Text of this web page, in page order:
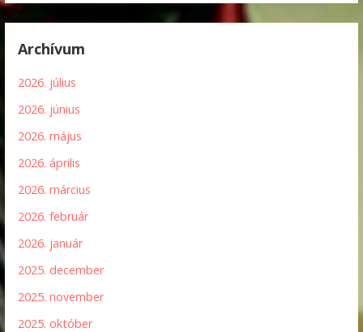
Archívum
2026. július
2026. június
2026. május
2026. április
2026. március
2026. február
2026. január
2025. december
2025. november
2025. október